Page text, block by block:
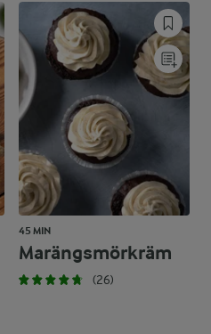
45 MIN
Marängsmörkräm
(26)